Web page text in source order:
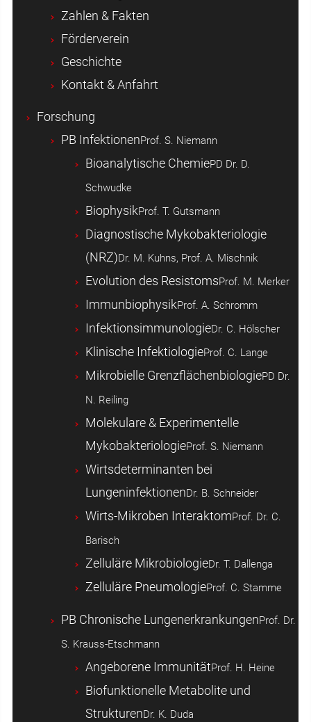
Zahlen & Fakten
Förderverein
Geschichte
Kontakt & Anfahrt
Forschung
PB InfektionenProf. S. Niemann
Bioanalytische ChemiePD Dr. D.
Schwudke
BiophysikProf. T. Gutsmann
Diagnostische Mykobakteriologie
(NRZ)Dr. M. Kuhns, Prof. A. Mischnik
Evolution des ResistomsProf. M. Merker
ImmunbiophysikProf. A. Schromm
InfektionsimmunologieDr. C. Hölscher
Klinische InfektiologieProf. C. Lange
Mikrobielle GrenzflächenbiologiePD Dr.
N. Reiling
Molekulare & Experimentelle
MykobakteriologieProf. S. Niemann
Wirtsdeterminanten bei
LungeninfektionenDr. B. Schneider
Wirts-Mikroben InteraktomProf. Dr. C.
Barisch
Zelluläre MikrobiologieDr. T. Dallenga
Zelluläre PneumologieProf. C. Stamme
PB Chronische LungenerkrankungenProf. Dr.
S. Krauss-Etschmann
Angeborene ImmunitätProf. H. Heine
Biofunktionelle Metabolite und
StrukturenDr. K. Duda